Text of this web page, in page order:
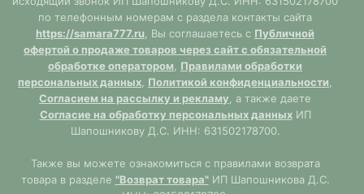
по телефонным номерам с раздела контакты сайта
https://samara777.ru , Вы соглашаетесь с Публичной
офертой о продаже товаров через сайт с обязательной
обработке оператором
Правилами обработки
персональных данных Политикой конфиденциальности
Согласием на рассылку и рекламу , а также даете
Согласие на обработку персональных данныхИП
Шапошникову Д.С. ИНН: 631502178700.
Также вы можете ознакомиться с правилами возврата
товара в разделе "Возврат товара"ИП Шапошникова Д.С.